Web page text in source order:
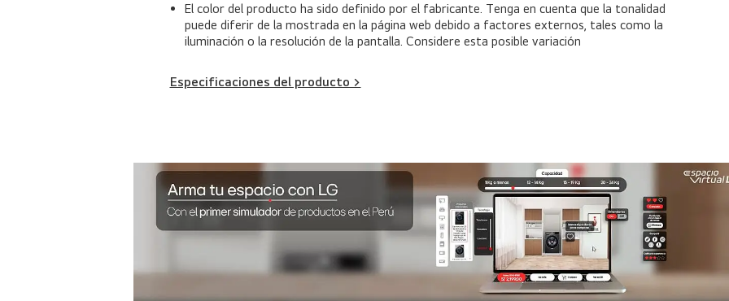
El color del producto ha sido definido por el fabricante. Tenga en cuenta que la tonalidad
puede diferir de la mostrada en la página web debido a factores externos, tales como la
iluminación o la resolución de la pantalla. Considere esta posible variación
Especificaciones del producto >